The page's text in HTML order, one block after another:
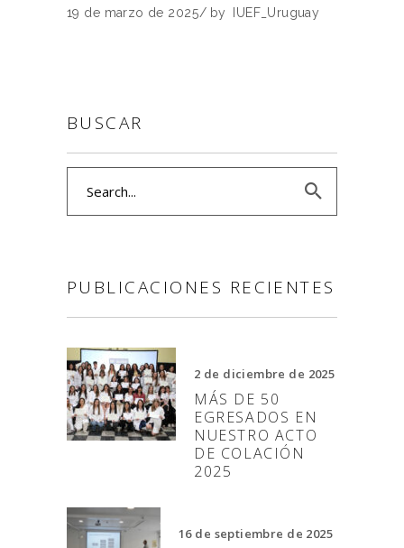
19 de marzo de 2025 by IUEF_Uruguay
BUSCAR
PUBLICACIONES RECIENTES
2 de diciembre de 2025
MÁS DE 50
EGRESADOS EN
NUESTRO ACTO
DE COLACIÓN
2025
16 de septiembre de 2025